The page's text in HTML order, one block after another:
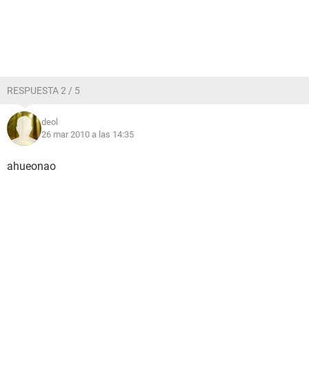
RESPUESTA 2 / 5
deol
26 mar 2010 a las 14:35
ahueonao